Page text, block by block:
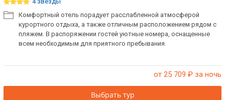
Комфортный отель порадует расслабленной атмосферой
курортного отдыха, а также отличным расположением рядом с
пляжем. В распоряжении гостей уютные номера, оснащенные
всем необходимым для приятного пребывания.
от 25 709 ₽ за ночь
Выбрать тур